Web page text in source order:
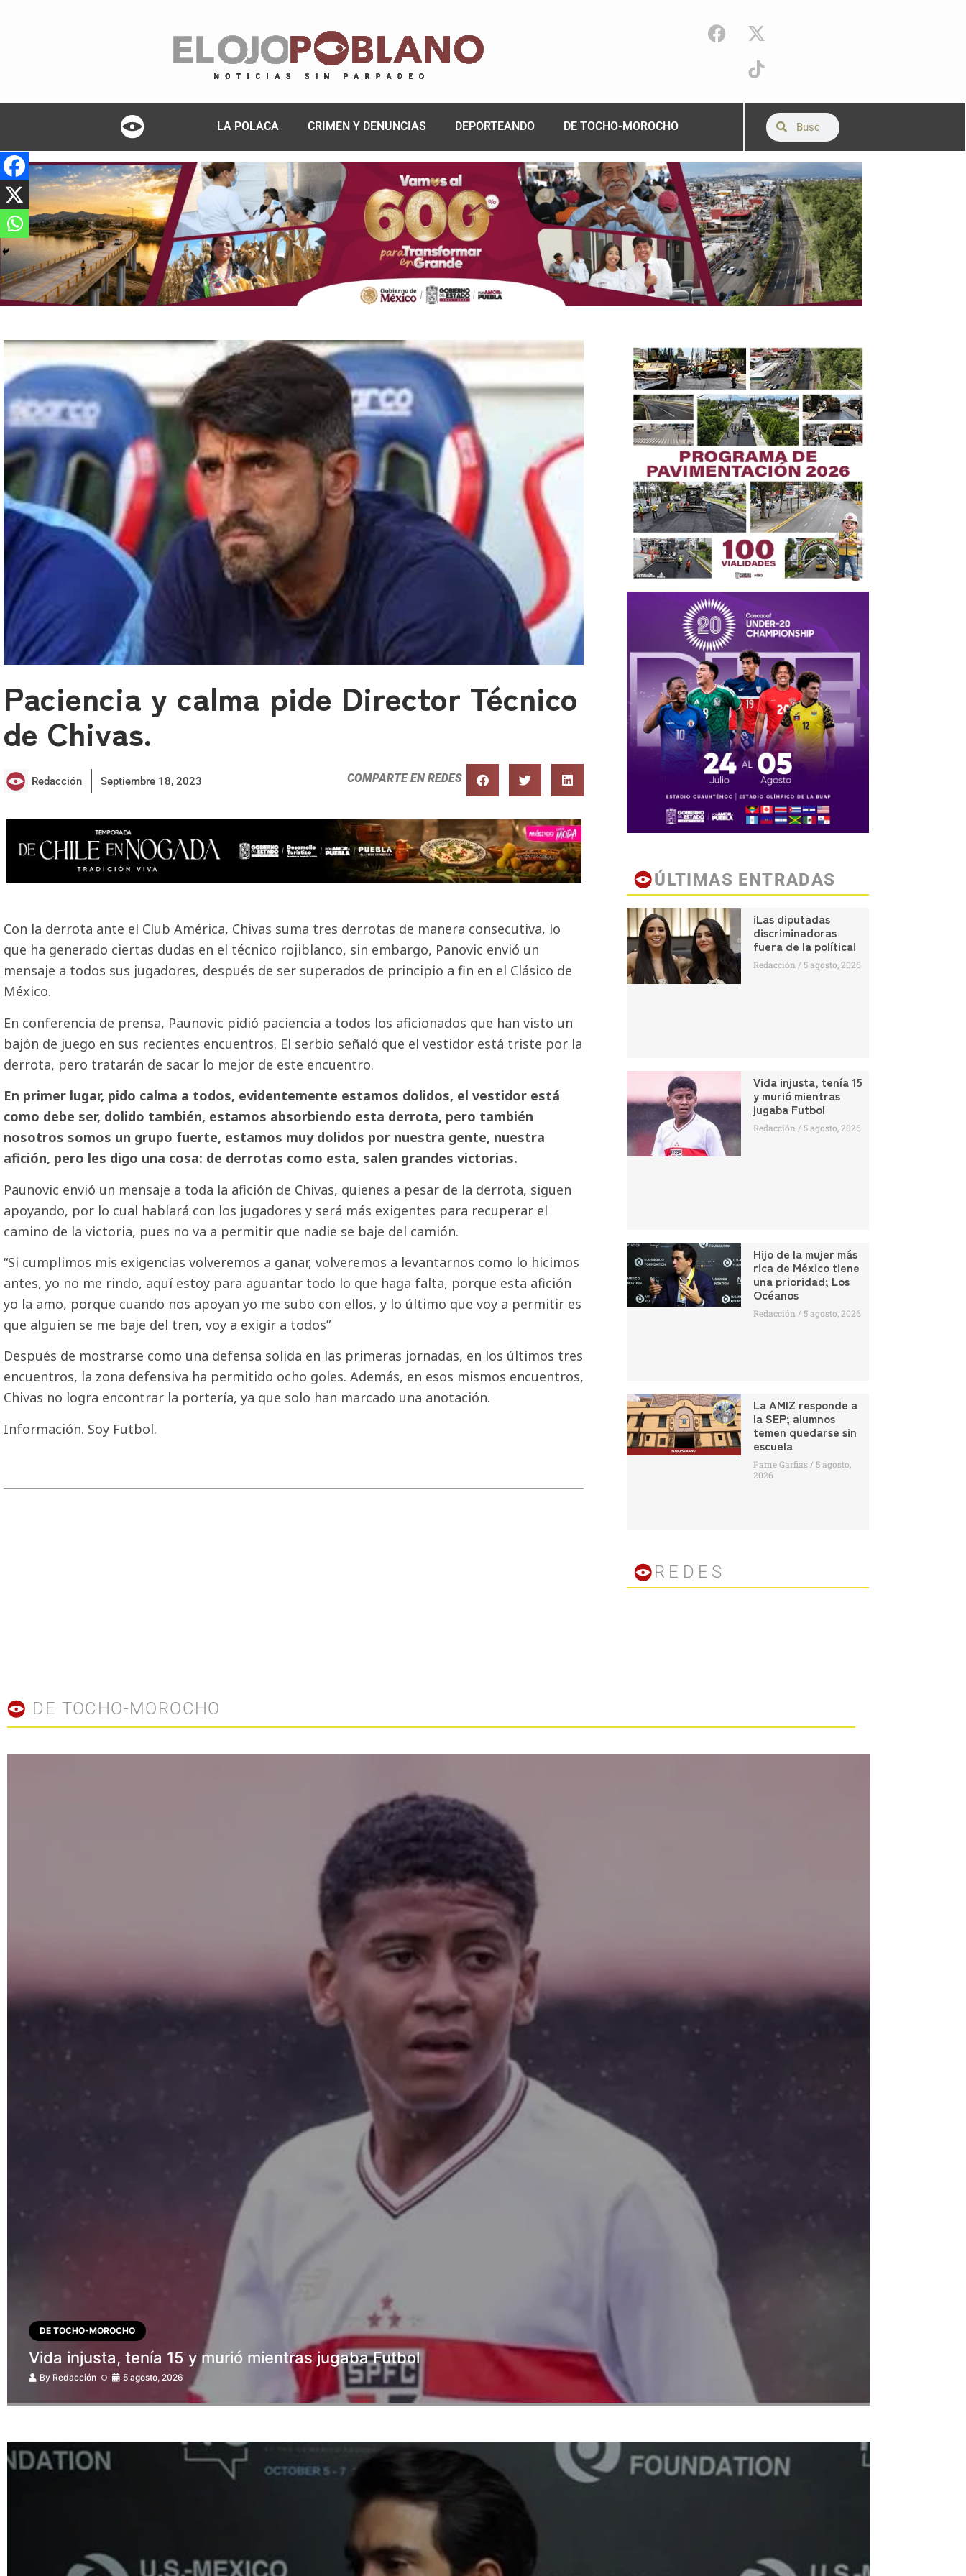
LA POLACA CRIMEN Y DENUNCIAS DEPORTEANDO DE TOCHO-MOROCHO
Paciencia y calma pide Director Técnico
de Chivas.
Redacción Septiembre 18, 2023 COMPARTE EN REDES
Con la derrota ante el Club América, Chivas suma tres derrotas de manera consecutiva, lo
que ha generado ciertas dudas en el técnico rojiblanco, sin embargo, Panovic envió un
mensaje a todos sus jugadores, después de ser superados de principio a fin en el Clásico de
México.
En conferencia de prensa, Paunovic pidió paciencia a todos los aficionados que han visto un
bajón de juego en sus recientes encuentros. El serbio señaló que el vestidor está triste por la
derrota, pero tratarán de sacar lo mejor de este encuentro.
En primer lugar, pido calma a todos, evidentemente estamos dolidos, el vestidor está
como debe ser, dolido también, estamos absorbiendo esta derrota, pero también
nosotros somos un grupo fuerte, estamos muy dolidos por nuestra gente, nuestra
afición, pero les digo una cosa: de derrotas como esta, salen grandes victorias.
Paunovic envió un mensaje a toda la afición de Chivas, quienes a pesar de la derrota, siguen
apoyando, por lo cual hablará con los jugadores y será más exigentes para recuperar el
camino de la victoria, pues no va a permitir que nadie se baje del camión.
“Si cumplimos mis exigencias volveremos a ganar, volveremos a levantarnos como lo hicimos
antes, yo no me rindo, aquí estoy para aguantar todo lo que haga falta, porque esta afición
yo la amo, porque cuando nos apoyan yo me subo con ellos, y lo último que voy a permitir es
que alguien se me baje del tren, voy a exigir a todos”
Después de mostrarse como una defensa solida en las primeras jornadas, en los últimos tres
encuentros, la zona defensiva ha permitido ocho goles. Además, en esos mismos encuentros,
Chivas no logra encontrar la portería, ya que solo han marcado una anotación.
Información. Soy Futbol.
ÚLTIMAS ENTRADAS
¡Las diputadas
discriminadoras
fuera de la política!
Redacción 5 agosto, 2026
Vida injusta, tenía 15
y murió mientras
jugaba Futbol
Redacción 5 agosto, 2026
Hijo de la mujer más
rica de México tiene
una prioridad; Los
Océanos
Redacción 5 agosto, 2026
La AMIZ responde a
la SEP; alumnos
temen quedarse sin
escuela
Pame Garfias
5 agosto,
2026
REDES
DE TOCHO-MOROCHO
DE TOCHO-MOROCHO
Vida injusta, tenía 15 y murió mientras jugaba Futbol
By Redacción 5 agosto, 2026